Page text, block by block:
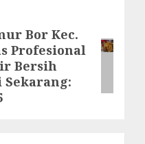
Bor Kec.
Profesional
Bersih